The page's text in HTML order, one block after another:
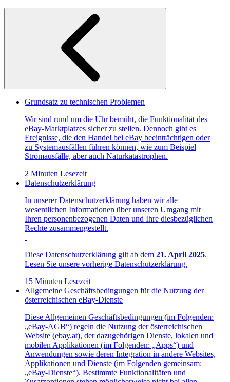
Grundsatz zu technischen Problemen
Wir sind rund um die Uhr bemüht, die Funktionalität des
eBay-Marktplatzes sicher zu stellen. Dennoch gibt es
Ereignisse, die den Handel bei eBay beeinträchtigen oder
zu Systemausfällen führen können, wie zum Beispiel
Stromausfälle, aber auch Naturkatastrophen.
2 Minuten Lesezeit
Datenschutzerklärung
In unserer Datenschutzerklärung haben wir alle
wesentlichen Informationen über unseren Umgang mit
Ihren personenbezogenen Daten und Ihre diesbezüglichen
Rechte zusammengestellt.
Diese Datenschutzerklärung gilt ab dem 21. April 2025.
Lesen Sie unsere vorherige Datenschutzerklärung.
15 Minuten Lesezeit
Allgemeine Geschäftsbedingungen für die Nutzung der
österreichischen eBay-Dienste
Diese Allgemeinen Geschäftsbedingungen (im Folgenden:
„eBay-AGB“) regeln die Nutzung der österreichischen
Website (ebay.at), der dazugehörigen Dienste, lokalen und
mobilen Applikationen (im Folgenden: „Apps“) und
Anwendungen sowie deren Integration in andere Websites,
Applikationen und Dienste (im Folgenden gemeinsam:
„eBay-Dienste“). Bestimmte Funktionalitäten und